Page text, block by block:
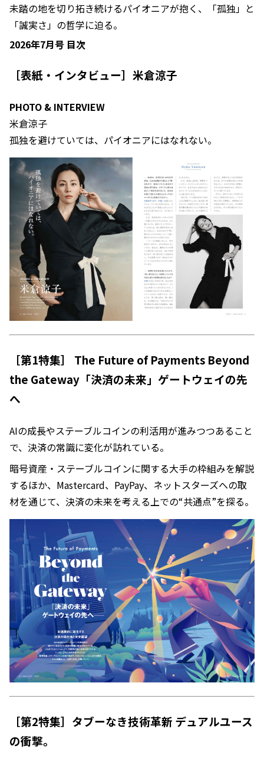
未踏の地を切り拓き続けるパイオニアが抱く、「孤独」と
「誠実さ」の哲学に迫る。
2026年7月号 目次
［表紙・インタビュー］米倉涼子
PHOTO & INTERVIEW
米倉涼子
孤独を避けていては、パイオニアにはなれない。
［第1特集］ The Future of Payments Beyond
the Gateway「決済の未来」ゲートウェイの先
へ
AIの成長やステーブルコインの利活用が進みつつあること
で、決済の常識に変化が訪れている。
暗号資産・ステーブルコインに関する大手の枠組みを解説
するほか、Mastercard、PayPay、ネットスターズへの取
材を通じて、決済の未来を考える上での“共通点”を探る。
［第2特集］タブーなき技術革新 デュアルユース
の衝撃。